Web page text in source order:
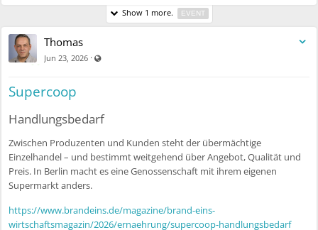
Show 1 more. EVENT
Thomas
Jun 23, 2026 ·
Supercoop
Handlungsbedarf
Zwischen Produzenten und Kunden steht der übermächtige
Einzelhandel – und bestimmt weitgehend über Angebot, Qualität und
Preis. In Berlin macht es eine Genossenschaft mit ihrem eigenen
Supermarkt anders.
https://www.brandeins.de/magazine/brand-eins-
wirtschaftsmagazin/2026/ernaehrung/supercoop-handlungsbedarf